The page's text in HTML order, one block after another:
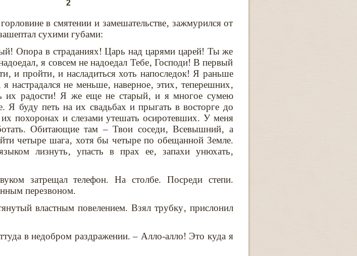
2
в смятении и замешательстве‚ зажмурился от
сухими губами:
Опора в страданиях! Царь над царями царей! Ты же
я совсем не надоедал Тебе‚ Господи! В первый
и пройти‚ и насладиться хоть напоследок! Я раньше
я настрадался не меньше‚ наверное‚ этих‚ теперешних‚
их радости! Я же еще не старый‚ и я многое сумею
Я буду петь на их свадьбах и прыгать в восторге до
похоронах и слезами утешать осиротевших. У меня
Обитающие там – Твои соседи‚ Всевышний‚ а
четыре шага‚ хотя бы четыре по обещанной Земле.
лизнуть‚ упасть в прах ее‚ запахи унюхать‚
затрещал телефон. На столбе. Посреди степи.
перезвоном.
властным повелением. Взял трубку‚ прислонил
в недобром раздражении. – Алло-алло! Это куда я